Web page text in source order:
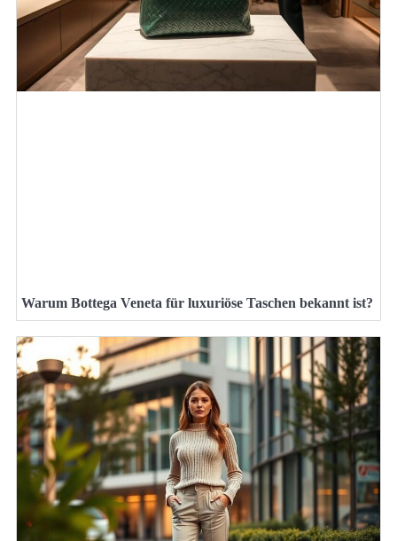
Warum Bottega Veneta für luxuriöse Taschen bekannt ist?